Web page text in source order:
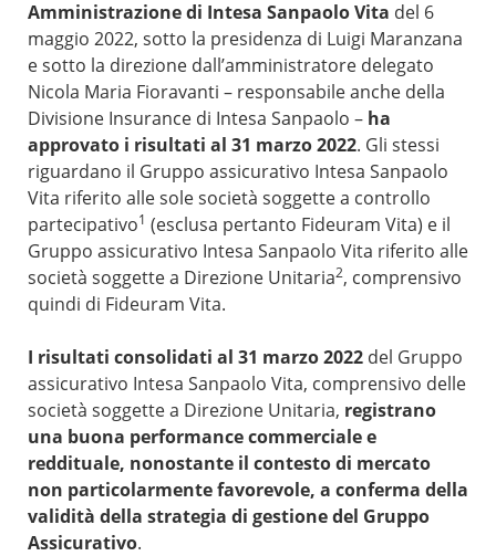
Amministrazione di Intesa Sanpaolo Vita del 6
maggio 2022, sotto la presidenza di Luigi Maranzana
e sotto la direzione dall’amministratore delegato
Nicola Maria Fioravanti – responsabile anche della
Divisione Insurance di Intesa Sanpaolo – ha
approvato i risultati al 31 marzo 2022. Gli stessi
riguardano il Gruppo assicurativo Intesa Sanpaolo
Vita riferito alle sole società soggette a controllo
partecipativo1 (esclusa pertanto Fideuram Vita) e il
Gruppo assicurativo Intesa Sanpaolo Vita riferito alle
società soggette a Direzione Unitaria2, comprensivo
quindi di Fideuram Vita.
I risultati consolidati al 31 marzo 2022del Gruppo
assicurativo Intesa Sanpaolo Vita, comprensivo delle
società soggette a Direzione Unitaria, registrano
una buona performance commerciale e
reddituale, nonostante il contesto di mercato
non particolarmente favorevole, a conferma della
validità della strategia di gestione del Gruppo
Assicurativo.